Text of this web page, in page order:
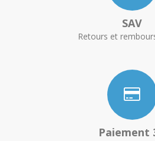
SAV
Retours et
Paiement